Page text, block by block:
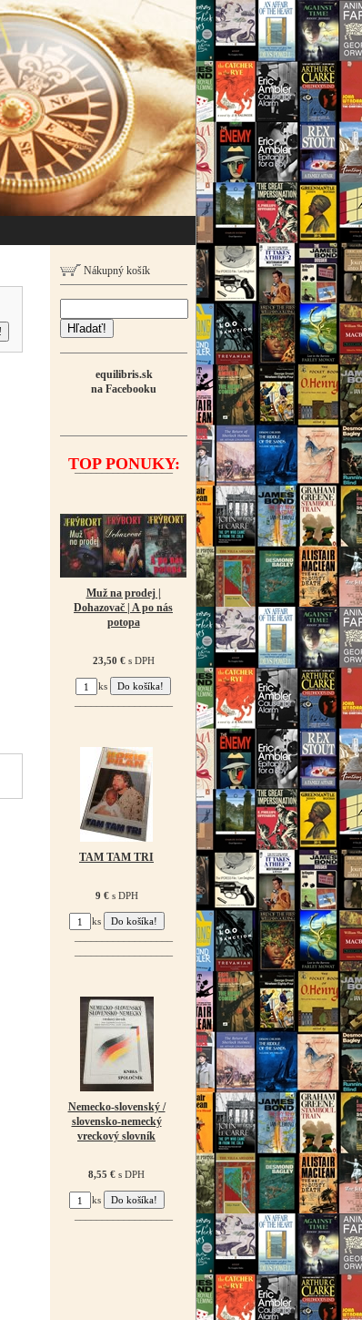
Nákupný košík
Hľadať!
equilibris.sk
na Facebooku
TOP PONUKY:
Muž na prodej |
Dohazovač | A po nás
potopa
23,50 €s DPH
ks
TAM TAM TRI
9 €s DPH
ks
Nemecko-slovenský /
slovensko-nemecký
vreckový slovník
8,55 € s DPH
ks